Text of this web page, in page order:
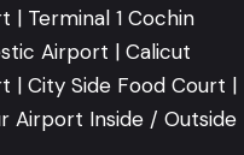
| Terminal 1 Cochin
Airport | Calicut
| City Side Food Court |
Airport Inside / Outside